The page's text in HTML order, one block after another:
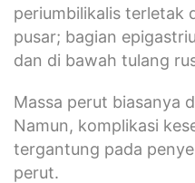
periumbilikalis terletak
pusar; bagian
dan di bawah tulang
Massa perut biasanya
Namun, komplikasi
tergantung pada
perut.